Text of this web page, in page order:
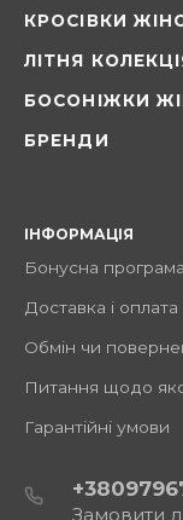
КРОСІВКИ
ЛІТНЯ
БОСОНІЖКИ
БРЕНДИ
ІНФОРМАЦІЯ
Бонусна програма
Доставка і оплата
Обмін чи
Питання щодо
Гарантійні умови
Замовити